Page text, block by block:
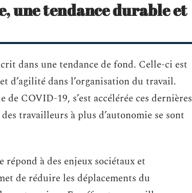
une tendance durable et
dans une tendance de fond. Celle-ci est
d’agilité dans l’organisation du travail.
COVID-19, s’est accélérée ces dernières
travailleurs à plus d’autonomie se sont
à des enjeux sociétaux et
de réduire les déplacements du